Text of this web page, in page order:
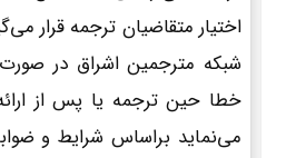
اختیار متقاضیان ترجمه قرار
شبکه مترجمین اشراق در
خطا حین ترجمه یا پس از
می‌نماید براساس شرایط و